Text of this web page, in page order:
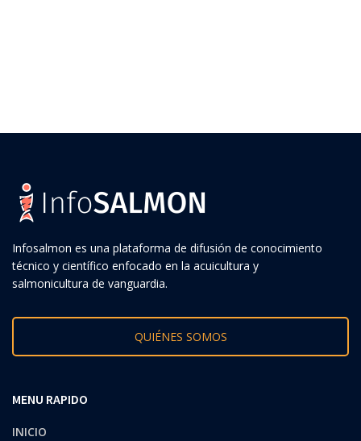
Infosalmon es una plataforma de difusión de conocimiento
técnico y científico enfocado en la acuicultura y
salmonicultura de vanguardia.
QUIÉNES SOMOS
MENU RAPIDO
INICIO